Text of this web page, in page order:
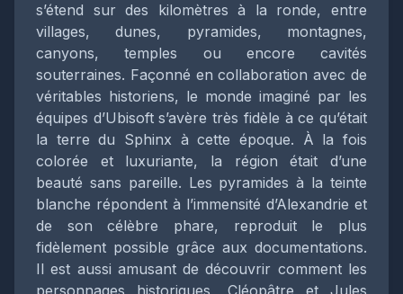
s’étend sur des kilomètres à la ronde, entre
villages, dunes, pyramides, montagnes,
canyons, temples ou encore cavités
souterraines. Façonné en collaboration avec de
véritables historiens, le monde imaginé par les
équipes d’Ubisoft s’avère très fidèle à ce qu’était
la terre du Sphinx à cette époque. À la fois
colorée et luxuriante, la région était d’une
beauté sans pareille. Les pyramides à la teinte
blanche répondent à l’immensité d’Alexandrie et
de son célèbre phare, reproduit le plus
fidèlement possible grâce aux documentations.
Il est aussi amusant de découvrir comment les
personnages historiques, Cléopâtre et Jules